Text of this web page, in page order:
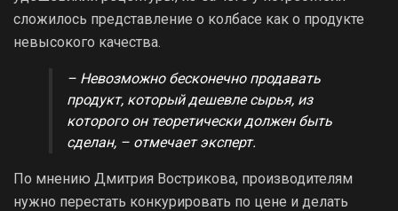
сложилось представление о колбасе как о продукте
невысокого качества.
– Невозможно бесконечно продавать
продукт, который дешевле сырья, из
которого он теоретически должен быть
сделан, – отмечает эксперт.
По мнению Дмитрия Вострикова, производителям
нужно перестать конкурировать по цене и делать